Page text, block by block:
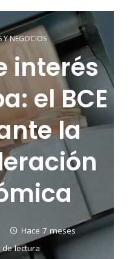
Y NEGOCIOS
interés
el BCE
la
Hace 7 meses
de lectura